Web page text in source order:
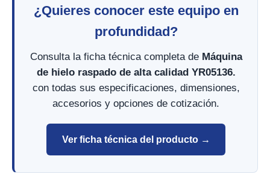
¿Quieres conocer este equipo en
profundidad?
Consulta la ficha técnica completa de Máquina
de hielo raspado de alta calidad YR05136.
con todas sus especificaciones, dimensiones,
accesorios y opciones de cotización.
Ver ficha técnica del producto →